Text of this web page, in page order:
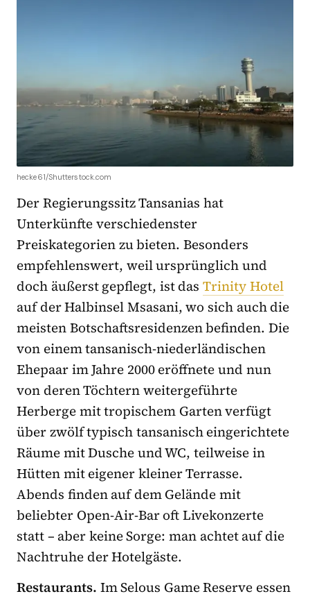
hecke61/Shutterstock.com
Der Regierungssitz Tansanias hat
Unterkünfte verschiedenster
Preiskategorien zu bieten. Besonders
empfehlenswert, weil ursprünglich und
doch äußerst gepflegt, ist dasTrinity Hotel
auf der Halbinsel Msasani, wo sich auch die
meisten Botschaftsresidenzen befinden. Die
von einem tansanisch-niederländischen
Ehepaar im Jahre 2000 eröffnete und nun
von deren Töchtern weitergeführte
Herberge mit tropischem Garten verfügt
über zwölf typisch tansanisch eingerichtete
Räume mit Dusche und WC, teilweise in
Hütten mit eigener kleiner Terrasse.
Abends finden auf dem Gelände mit
beliebter Open-Air-Bar oft Livekonzerte
statt – aber keine Sorge: man achtet auf die
Nachtruhe der Hotelgäste.
Restaurants. Im Selous Game Reserve essen